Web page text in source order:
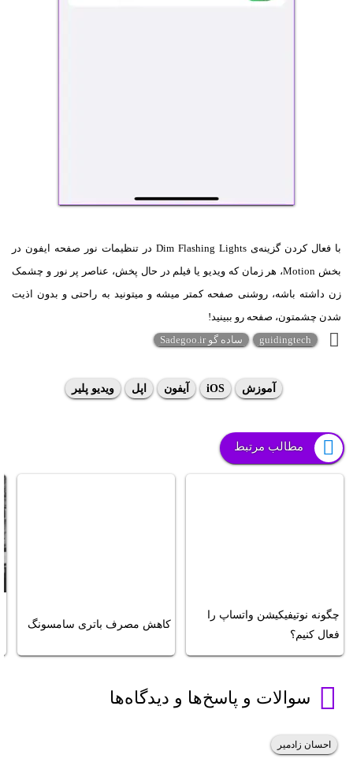
با فعال کردن گزینه‌ی Dim Flashing Lights در تنظیمات نور صفحه ایفون در
بخش Motion، هر زمان که ویدیو یا فیلم در حال پخش، عناصر پر نور و چشمک
زن داشته باشه، روشنی صفحه کمتر میشه و میتونید به راحتی و بدون اذیت
شدن چشمتون، صفحه رو ببینید!
guidingtech
ساده گو Sadegoo.ir
آموزش iOS آیفون اپل ویدیو پلیر
مطالب مرتبط
چگونه نوتیفیکیشن واتساپ را
فعال کنیم؟
کاهش مصرف باتری سامسونگ
سوالات و پاسخ‌ها و دیدگاه‌ها
احسان زادمیر